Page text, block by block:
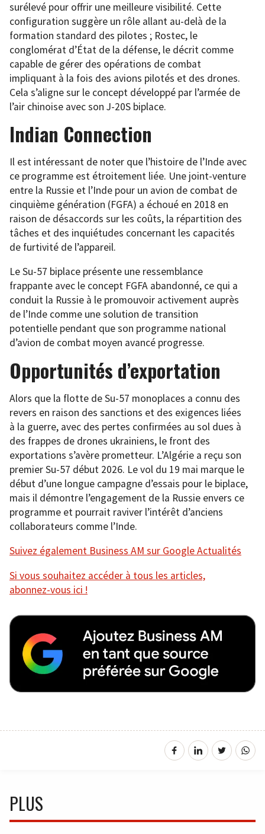
surélevé pour offrir une meilleure visibilité. Cette
configuration suggère un rôle allant au-delà de la
formation standard des pilotes ; Rostec, le
conglomérat d’État de la défense, le décrit comme
capable de gérer des opérations de combat
impliquant à la fois des avions pilotés et des drones.
Cela s’aligne sur le concept développé par l’armée de
l’air chinoise avec son J-20S biplace.
Indian Connection
Il est intéressant de noter que l’histoire de l’Inde avec
ce programme est étroitement liée. Une joint-venture
entre la Russie et l’Inde pour un avion de combat de
cinquième génération (FGFA) a échoué en 2018 en
raison de désaccords sur les coûts, la répartition des
tâches et des inquiétudes concernant les capacités
de furtivité de l’appareil.
Le Su-57 biplace présente une ressemblance
frappante avec le concept FGFA abandonné, ce qui a
conduit la Russie à le promouvoir activement auprès
de l’Inde comme une solution de transition
potentielle pendant que son programme national
d’avion de combat moyen avancé progresse.
Opportunités d’exportation
Alors que la flotte de Su-57 monoplaces a connu des
revers en raison des sanctions et des exigences liées
à la guerre, avec des pertes confirmées au sol dues à
des frappes de drones ukrainiens, le front des
exportations s’avère prometteur. L’Algérie a reçu son
premier Su-57 début 2026. Le vol du 19 mai marque le
début d’une longue campagne d’essais pour le biplace,
mais il démontre l’engagement de la Russie envers ce
programme et pourrait raviver l’intérêt d’anciens
collaborateurs comme l’Inde.
Suivez également Business AM sur Google Actualités
Si vous souhaitez accéder à tous les articles,
abonnez-vous ici !
PLUS